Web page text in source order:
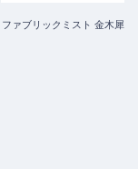
ファブリックミスト 金木犀